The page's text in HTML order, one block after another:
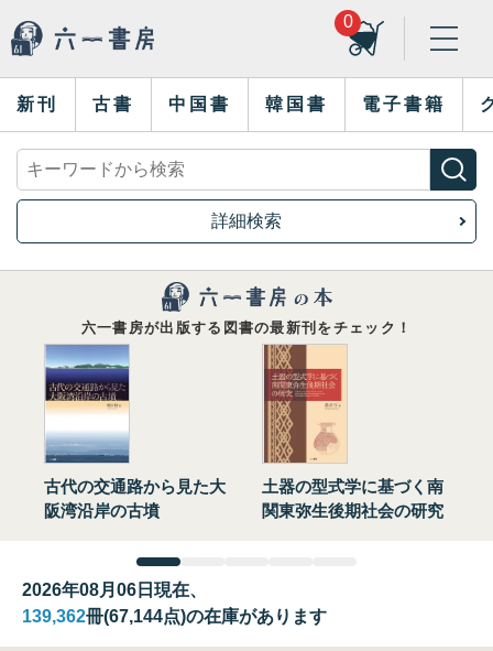
0
新刊 古書 中国書 韓国書 電子書籍
詳細検索
六一書房が出版する図書の最新刊をチェック！
古代の交通路から見た大
阪湾沿岸の古墳
土器の型式学に基づく南
関東弥生後期社会の研究
2026年08月06日現在、
139,362冊(67,144点)の在庫があります